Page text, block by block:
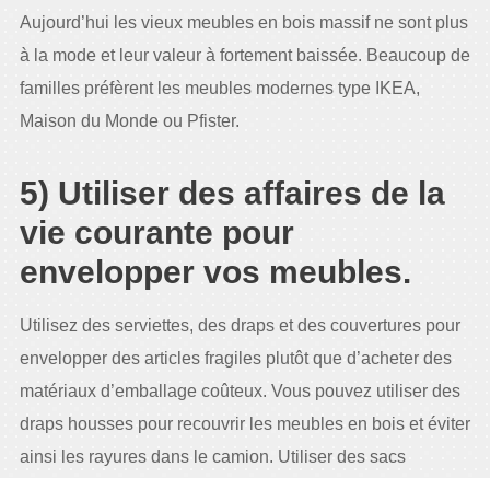
Aujourd’hui les vieux meubles en bois massif ne sont plus
à la mode et leur valeur à fortement baissée. Beaucoup de
familles préfèrent les meubles modernes type IKEA,
Maison du Monde ou Pfister.
5) Utiliser des affaires de la
vie courante pour
envelopper vos meubles.
Utilisez des serviettes, des draps et des couvertures pour
envelopper des articles fragiles plutôt que d’acheter des
matériaux d’emballage coûteux. Vous pouvez utiliser des
draps housses pour recouvrir les meubles en bois et éviter
ainsi les rayures dans le camion. Utiliser des sacs